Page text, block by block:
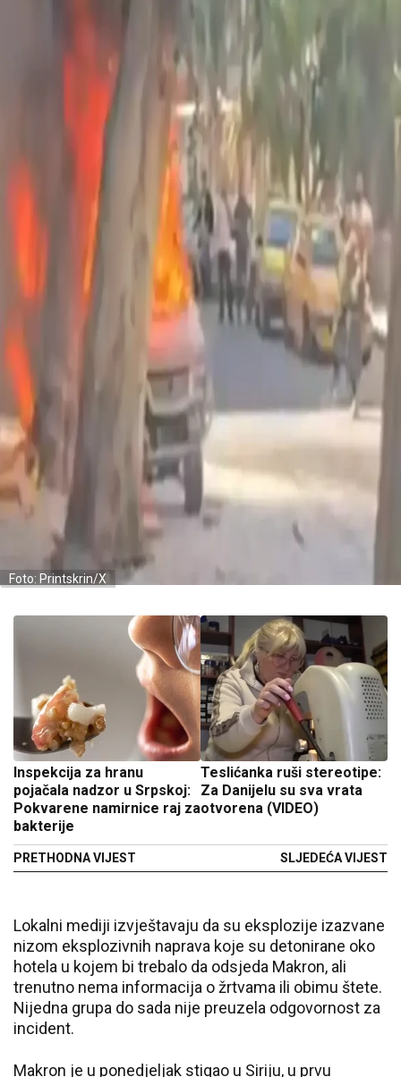
Foto: Printskrin/X
Inspekcija za hranu
pojačala nadzor u Srpskoj:
Pokvarene namirnice raj za
bakterije
PRETHODNA VIJEST
Teslićanka ruši stereotipe:
Za Danijelu su sva vrata
otvorena (VIDEO)
SLJEDEĆA VIJEST
Lokalni mediji izvještavaju da su eksplozije izazvane
nizom eksplozivnih naprava koje su detonirane oko
hotela u kojem bi trebalo da odsjeda Makron, ali
trenutno nema informacija o žrtvama ili obimu štete.
Nijedna grupa do sada nije preuzela odgovornost za
incident.
Makron je u ponedjeljak stigao u Siriju, u prvu